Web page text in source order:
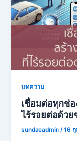
บทความ
เชื่อมต่อทุกช่
ไร้รอยต่อด้ว
sundaeadmin/16